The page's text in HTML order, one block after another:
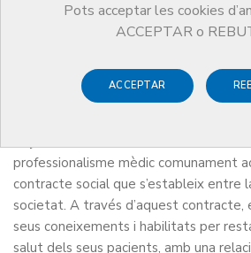
Pots acceptar les cookies
ACCEPTAR o
ACCEPTAR
Premi Higea
Premi Higea , que atorga el Col·legi
Barcelona (CoMB), neix amb la
professionalisme mèdic comunament
contracte social que s’estableix entre
societat. A través d’aquest
seus coneixements i habilitats per
salut dels seus pacients, amb una